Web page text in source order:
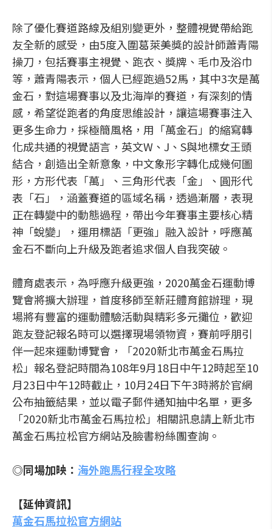
除了優化賽道路線及組別變更外，整體視覺帶給跑
友全新的感受，由5度入圍葛萊美獎的設計師蕭青陽
操刀，包括賽事主視覺、跑衣、獎牌、毛巾及浴巾
等，蕭青陽表示，個人已經跑過52馬，其中3次是萬
金石，對這場賽事以及北海岸的賽道，有深刻的情
感，希望從跑者的角度思維設計，讓這場賽事注入
更多生命力，採極簡風格，用「萬金石」的縮寫轉
化成共通的視覺語言，英文W、J、S與地標女王頭
結合，創造出全新意象，中文象形字轉化成幾何圖
形，方形代表「萬」、三角形代表「金」、圓形代
表「石」，涵蓋賽道的區域名稱，透過漸層，表現
正在轉變中的動態過程，帶出今年賽事主要核心精
神「蛻變」，運用標語「更強」融入設計，呼應萬
金石不斷向上升級及跑者追求個人自我突破。
體育處表示，為呼應升級更強，2020萬金石運動博
覽會將擴大辦理，首度移師至新莊體育館辦理，現
場將有豐富的運動體驗活動與精彩多元攤位，歡迎
跑友登記報名時可以選擇現場領物資，賽前呼朋引
伴一起來運動博覽會，「2020新北市萬金石馬拉
松」報名登記時間為108年9月18日中午12時起至10
月23日中午12時截止，10月24日下午3時將於官網
公布抽籤結果，並以電子郵件通知抽中名單，更多
「2020新北市萬金石馬拉松」相關訊息請上新北市
萬金石馬拉松官方網站及臉書粉絲團查詢。
◎同場加映： 海外跑馬行程全攻略
【延伸資訊】
萬金石馬拉松官方網站